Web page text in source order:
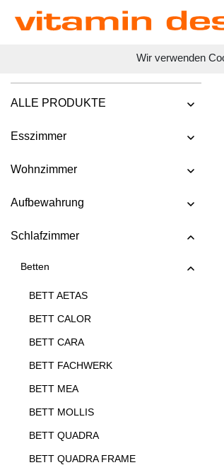
Wir verwenden
ALLE PRODUKTE
Esszimmer
Wohnzimmer
Aufbewahrung
Schlafzimmer
Betten
BETT AETAS
BETT CALOR
BETT CARA
BETT FACHWERK
BETT MEA
BETT MOLLIS
BETT QUADRA
BETT QUADRA FRAME